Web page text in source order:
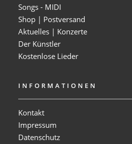
Songs - MIDI
Shop | Postversand
Aktuelles | Konzerte
Der Künstler
Kostenlose Lieder
INFORMATIONEN
Kontakt
Impressum
Datenschutz